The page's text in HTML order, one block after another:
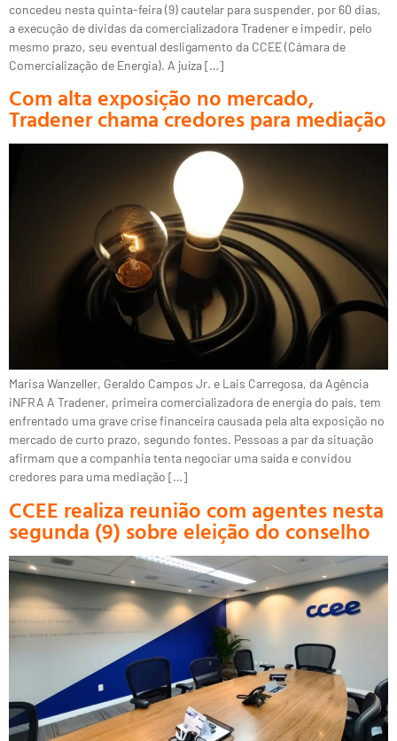
concedeu nesta quinta-feira (9) cautelar para suspender, por 60 dias,
a execução de dívidas da comercializadora Tradener e impedir, pelo
mesmo prazo, seu eventual desligamento da CCEE (Câmara de
Comercialização de Energia). A juíza […]
Com alta exposição no mercado,
Tradener chama credores para mediação
Marisa Wanzeller, Geraldo Campos Jr. e Lais Carregosa, da Agência
iNFRA A Tradener, primeira comercializadora de energia do país, tem
enfrentado uma grave crise financeira causada pela alta exposição no
mercado de curto prazo, segundo fontes. Pessoas a par da situação
afirmam que a companhia tenta negociar uma saída e convidou
credores para uma mediação […]
CCEE realiza reunião com agentes nesta
segunda (9) sobre eleição do conselho